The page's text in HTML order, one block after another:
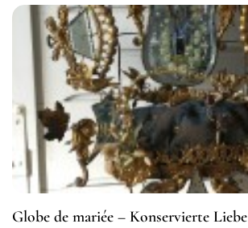
Globe de mariée – Konservierte Liebe